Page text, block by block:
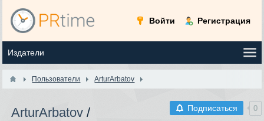
Войти Регистрация
Пользователи ArturArbatov
Подписаться 0
ArturArbatov /